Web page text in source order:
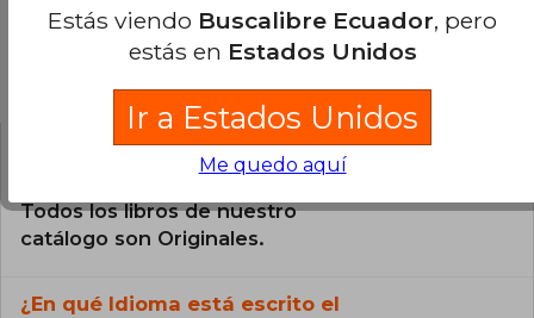
Preguntas frecuentes sobre el libro
¿El libro es original?
Todos los libros de nuestro
catálogo son Originales.
¿En qué Idioma está escrito el
Estás viendo Buscalibre Ecuador, pero
estás en Estados Unidos
Ir a Estados Unidos
Me quedo aquí